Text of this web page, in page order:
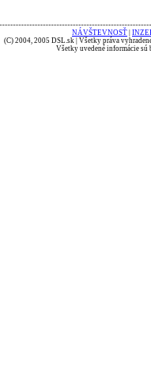
NÁVŠTEVNOSŤ
(C) 2004, 2005 DSL.sk | Všetky práva
Všetky uvedené informácie sú